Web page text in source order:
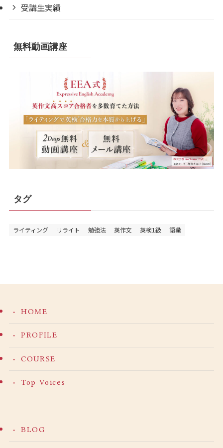
受講生実績
無料動画講座
タグ
ライティング リライト 勉強法 英作文 英検1級 語彙
HOME
PROFILE
COURSE
Top Voices
BLOG